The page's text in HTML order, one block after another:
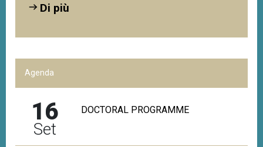
Di più
Agenda
16
Set
DOCTORAL PROGRAMME